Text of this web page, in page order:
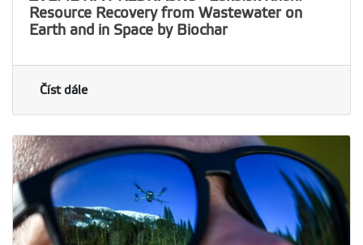
Resource Recovery from Wastewater on
Earth and in Space by Biochar
Číst dále